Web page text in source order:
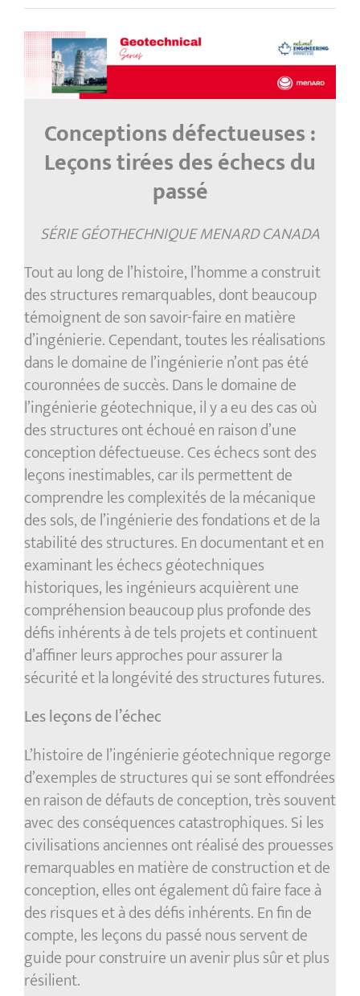
Conceptions défectueuses :
Leçons tirées des échecs du
passé
SÉRIE GÉOTHECHNIQUE MENARD CANADA
Tout au long de l’histoire, l’homme a construit
des structures remarquables, dont beaucoup
témoignent de son savoir-faire en matière
d’ingénierie. Cependant, toutes les réalisations
dans le domaine de l’ingénierie n’ont pas été
couronnées de succès. Dans le domaine de
l’ingénierie géotechnique, il y a eu des cas où
des structures ont échoué en raison d’une
conception défectueuse. Ces échecs sont des
leçons inestimables, car ils permettent de
comprendre les complexités de la mécanique
des sols, de l’ingénierie des fondations et de la
stabilité des structures. En documentant et en
examinant les échecs géotechniques
historiques, les ingénieurs acquièrent une
compréhension beaucoup plus profonde des
défis inhérents à de tels projets et continuent
d’affiner leurs approches pour assurer la
sécurité et la longévité des structures futures.
Les leçons de l’échec
L’histoire de l’ingénierie géotechnique regorge
d’exemples de structures qui se sont effondrées
en raison de défauts de conception, très souvent
avec des conséquences catastrophiques. Si les
civilisations anciennes ont réalisé des prouesses
remarquables en matière de construction et de
conception, elles ont également dû faire face à
des risques et à des défis inhérents. En fin de
compte, les leçons du passé nous servent de
guide pour construire un avenir plus sûr et plus
résilient.